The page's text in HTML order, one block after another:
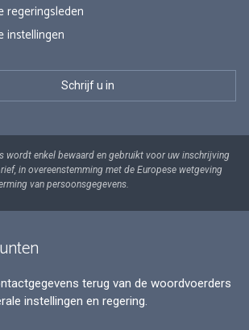
regeringsleden
instellingen
wordt enkel bewaard en gebruikt voor uw inschrijving
in overeenstemming met de Europese wetgeving
van persoonsgegevens.
terug van de woordvoerders
instellingen en regering.